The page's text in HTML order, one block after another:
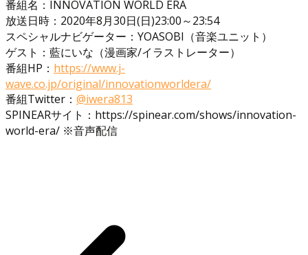
番組名：INNOVATION WORLD ERA
放送日時：2020年8月30日(日)23:00～23:54
スペシャルナビゲーター：YOASOBI（音楽ユニット）
ゲスト：藍にいな（漫画家/イラストレーター）
番組HP： https://www.j-
wave.co.jp/original/innovationworldera/
番組Twitter： @iwera813
SPINEARサイト：https://spinear.com/shows/innovation-
world-era/ ※音声配信